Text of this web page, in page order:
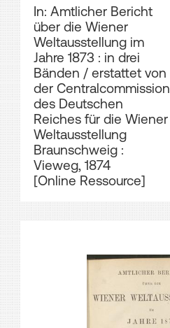
In: Amtlicher Bericht
über die Wiener
Weltausstellung im
Jahre 1873 : in drei
Bänden / erstattet von
der Centralcommission
des Deutschen
Reiches für die Wiener
Weltausstellung
Braunschweig :
Vieweg, 1874
[Online Ressource]